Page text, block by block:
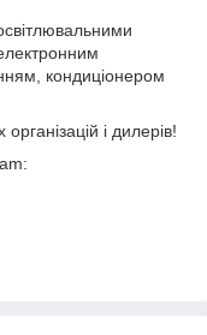
кондиціонером
і дилерів!